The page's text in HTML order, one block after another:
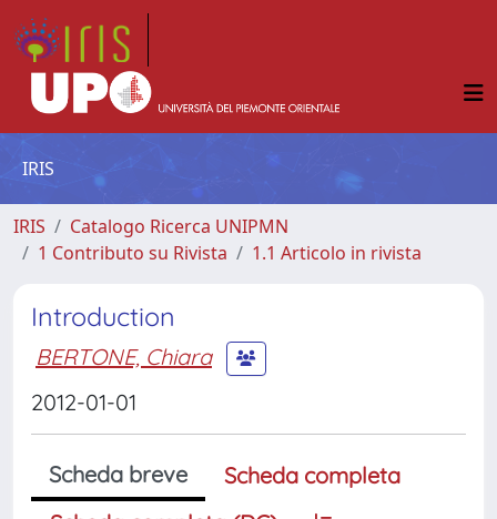
IRIS
IRIS
Catalogo Ricerca UNIPMN
1 Contributo su Rivista
1.1 Articolo in rivista
Introduction
BERTONE, Chiara
2012-01-01
Scheda breve
Scheda completa